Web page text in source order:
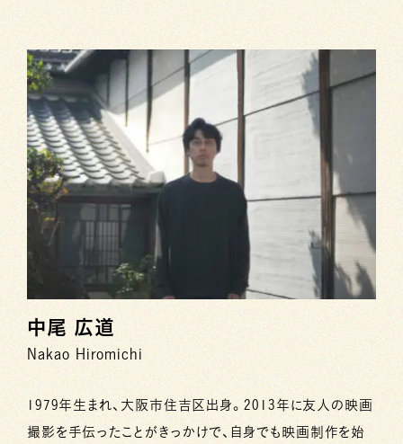
中尾 広道
Nakao Hiromichi
1979年生まれ、大阪市住吉区出身。2013年に友人の映画
撮影を手伝ったことがきっかけで、自身でも映画制作を始